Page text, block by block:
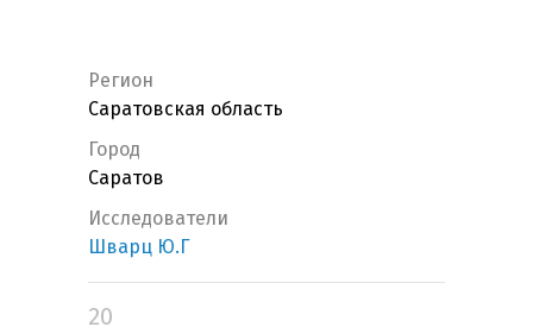
Регион
Саратовская область
Город
Саратов
Исследователи
Шварц Ю.Г
20